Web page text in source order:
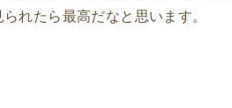
れたら最高だなと思います。